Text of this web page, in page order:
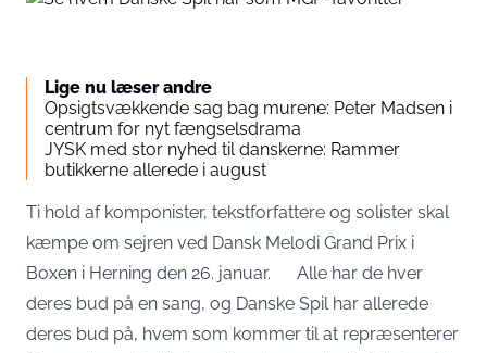
Lige nu læser andre
Opsigtsvækkende sag bag murene: Peter Madsen i
centrum for nyt fængselsdrama
JYSK med stor nyhed til danskerne: Rammer
butikkerne allerede i august
Ti hold af komponister, tekstforfattere og solister skal
kæmpe om sejren ved Dansk Melodi Grand Prix i
Boxen i Herning den 26. januar. Alle har de hver
deres bud på en sang, og Danske Spil har allerede
deres bud på, hvem som kommer til at repræsenterer